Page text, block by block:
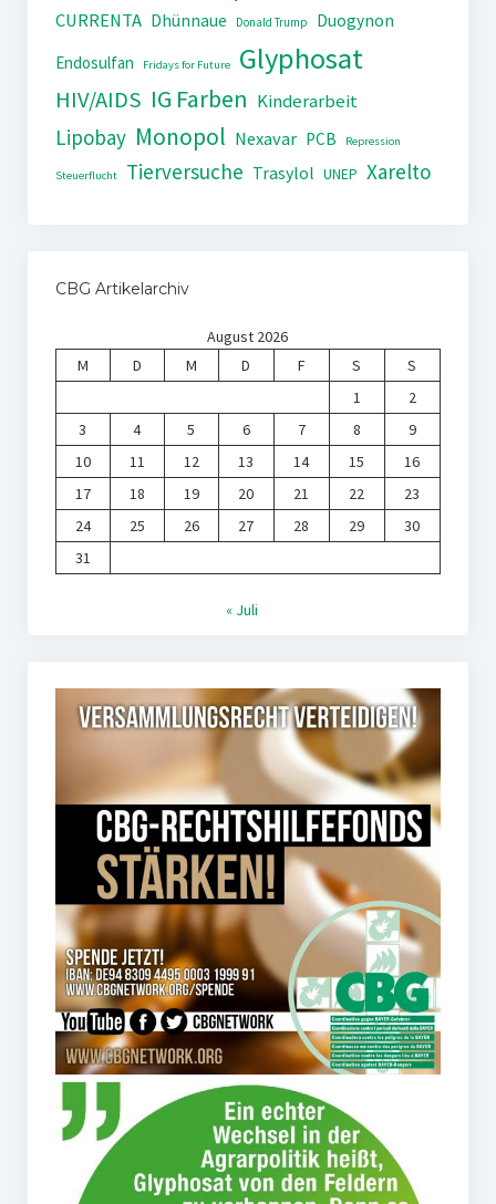
CURRENTA Dhünnaue Donald Trump
Duogynon
Endosulfan
Fridays for Future Glyphosat
HIV/AIDS IG Farben Kinderarbeit
Lipobay Monopol Nexavar PCB Repression
Steuerflucht Tierversuche Trasylol UNEP Xarelto
CBG Artikelarchiv
August 2026
M
D M D F S
S
1
2
3
4 5 6 7 8
9
10
11 12 13 14 15
16
17
18 19 20 21 22
23
24
25 26 27 28 29
30
31
« Juli